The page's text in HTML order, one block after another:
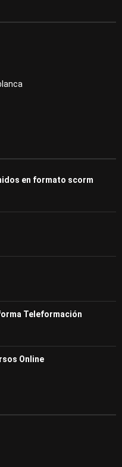
en formato scorm
Teleformación
Online